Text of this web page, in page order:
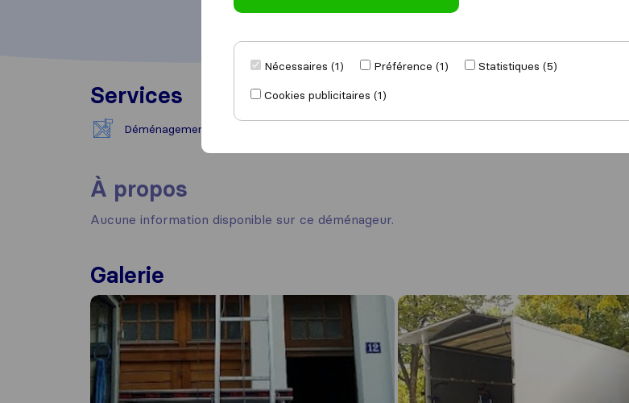
Services
Déménagement national
À propos
Aucune information disponible sur ce déménageur.
Galerie
Nécessaires (1) Préférence (1)
Statistiques (5)
Cookies publicitaires (1)